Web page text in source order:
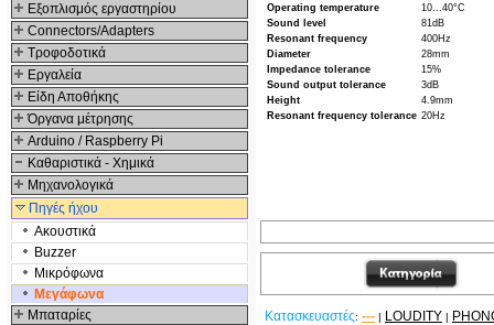
Εξοπλισμός εργαστηρίου
Connectors/Adapters
Τροφοδοτικά
Εργαλεία
Είδη Αποθήκης
Όργανα μέτρησης
Arduino / Raspberry Pi
Καθαριστικά - Χημικά
Μηχανολογικά
Πηγές ήχου
Ακουστικά
Buzzer
Μικρόφωνα
Μεγάφωνα
Μπαταρίες
Operating temperature
10...40°C
Sound level
81dB
Resonant frequency
400Hz
Diameter
28mm
Impedance tolerance
15%
Sound output tolerance
3dB
Height
4.9mm
Resonant frequency tolerance 20Hz
Κατασκευαστές: --- | LOUDITY |